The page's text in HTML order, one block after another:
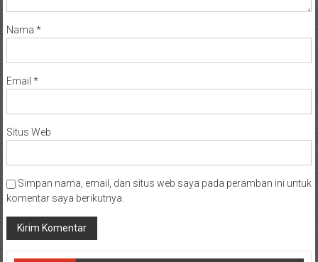
Nama *
Email *
Situs Web
Simpan nama, email, dan situs web saya pada peramban ini untuk
komentar saya berikutnya.